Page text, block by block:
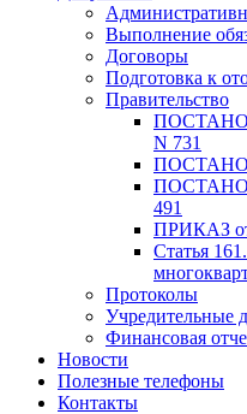
Выполнение
Договоры
Подготовка к
Правительство
N 731
491
ПРИКАЗ от
Статья
Протоколы
Учредительные
Финансовая
Новости
Полезные телефоны
Контакты